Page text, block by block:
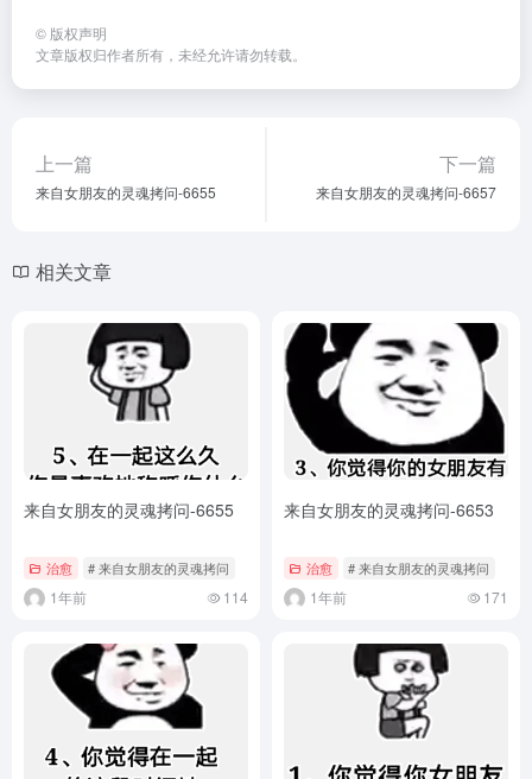
© 版权声明
文章版权归作者所有，未经允许请勿转载。
上一篇
来自女朋友的灵魂拷问-6655
下一篇
来自女朋友的灵魂拷问-6657
相关文章
来自女朋友的灵魂拷问-6655
治愈 # 来自女朋友的灵魂拷问
1年前 114
来自女朋友的灵魂拷问-6653
治愈 # 来自女朋友的灵魂拷问
1年前 171